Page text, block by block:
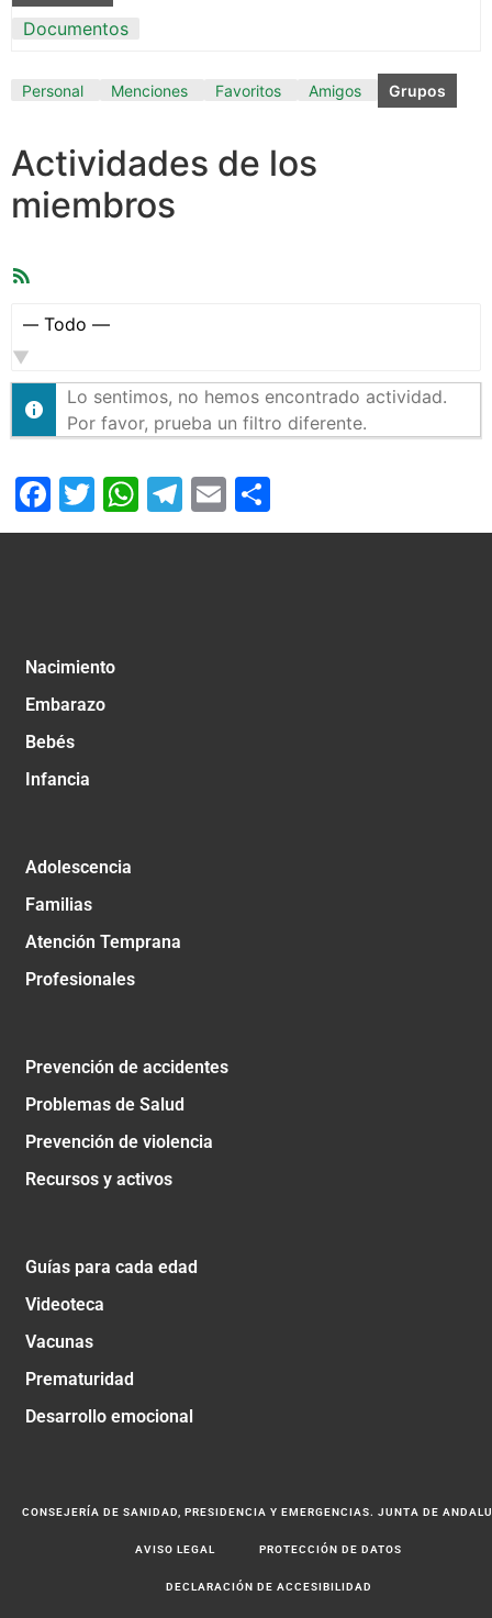
Documentos
Personal Menciones Favoritos Amigos Grupos
Actividades de los
miembros
Mostrar:
Lo sentimos, no hemos encontrado actividad.
Por favor, prueba un filtro diferente.
Facebook
Twitter
WhatsApp
Telegram
Email
Nacimiento
Embarazo
Bebés
Infancia
Adolescencia
Familias
Atención Temprana
Profesionales
Prevención de accidentes
Problemas de Salud
Prevención de violencia
Recursos y activos
Guías para cada edad
Videoteca
Vacunas
Prematuridad
Desarrollo emocional
CONSEJERÍA DE SANIDAD, PRESIDENCIA Y EMERGENCIAS. JUNTA DE
AVISO LEGAL PROTECCIÓN DE DATOS
DECLARACIÓN DE ACCESIBILIDAD